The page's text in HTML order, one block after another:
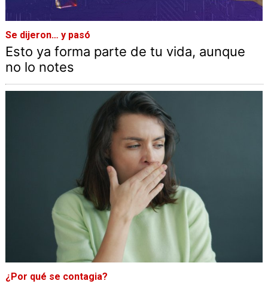
Se dijeron… y pasó
Esto ya forma parte de tu vida, aunque
no lo notes
¿Por qué se contagia?